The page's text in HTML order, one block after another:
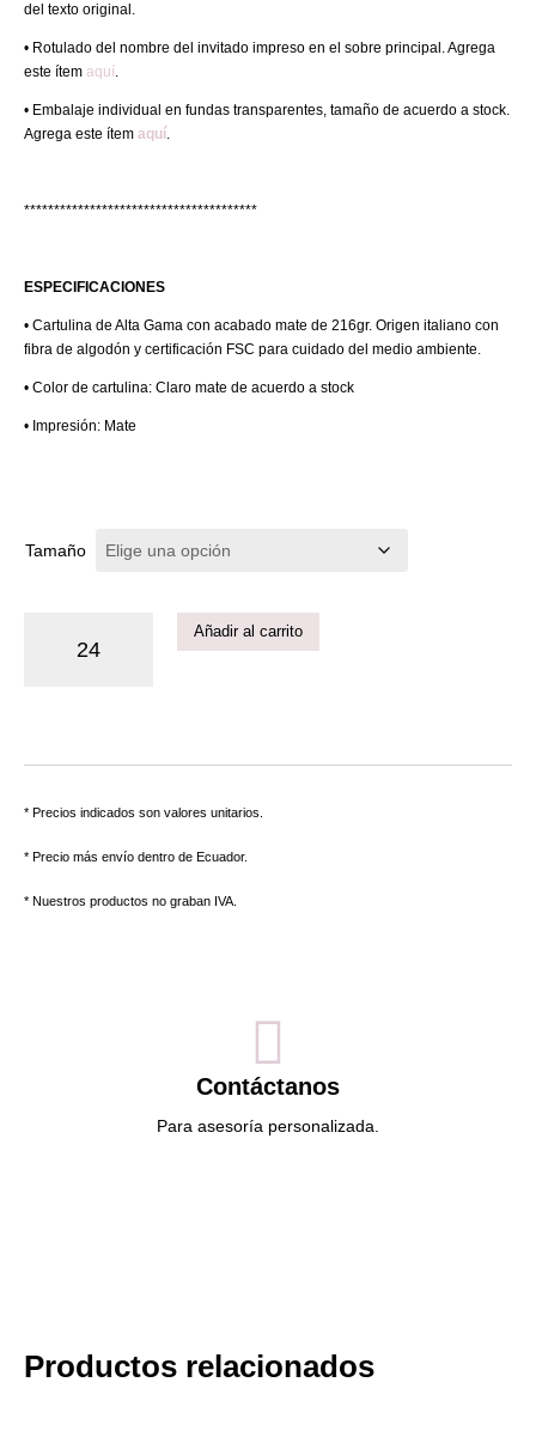
del texto original.
• Rotulado del nombre del invitado impreso en el sobre principal. Agrega
este ítem aquí.
• Embalaje individual en fundas transparentes, tamaño de acuerdo a stock.
Agrega este ítem aquí.
***************************************
ESPECIFICACIONES
• Cartulina de Alta Gama con acabado mate de 216gr. Origen italiano con
fibra de algodón y certificación FSC para cuidado del medio ambiente.
• Color de cartulina: Claro mate de acuerdo a stock
• Impresión: Mate
Tamaño
Añadir al carrito
* Precios indicados son valores unitarios.
* Precio más envío dentro de Ecuador.
* Nuestros productos no graban IVA.
Contáctanos
Para asesoría personalizada.
Productos relacionados